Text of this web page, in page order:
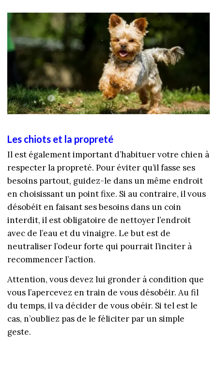
Les chiots et la propreté
Il est également important d’habituer votre chien à
respecter la propreté. Pour éviter qu’il fasse ses
besoins partout, guidez-le dans un même endroit
en choisissant un point fixe. Si au contraire, il vous
désobéit en faisant ses besoins dans un coin
interdit, il est obligatoire de nettoyer l’endroit
avec de l’eau et du vinaigre. Le but est de
neutraliser l’odeur forte qui pourrait l’inciter à
recommencer l’action.
Attention, vous devez lui gronder à condition que
vous l’apercevez en train de vous désobéir. Au fil
du temps, il va décider de vous obéir. Si tel est le
cas, n’oubliez pas de le féliciter par un simple
geste.